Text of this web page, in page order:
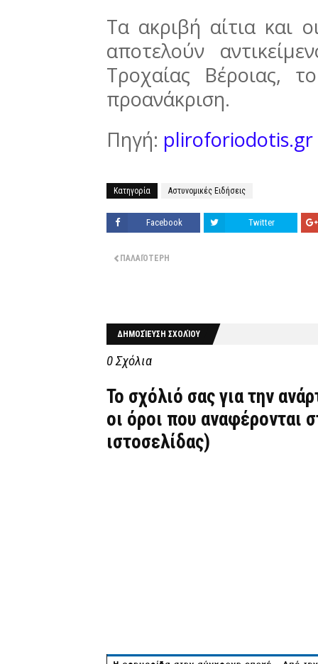
Τα ακριβή αίτια και
αποτελούν
Τροχαίας Βέροιας,
προανάκριση.
Πηγή: pliroforiodotis.gr
Κατηγορία Αστυνομικές Ειδήσεις
Facebook Twitter
ΠΑΛΑΙΌΤΕΡΗ
ΔΗΜΟΣΊΕΥΣΗ ΣΧΟΛΊΟΥ
0 Σχόλια
Το σχόλιό σας για την
οι όροι που αναφέρονται
ιστοσελίδας)